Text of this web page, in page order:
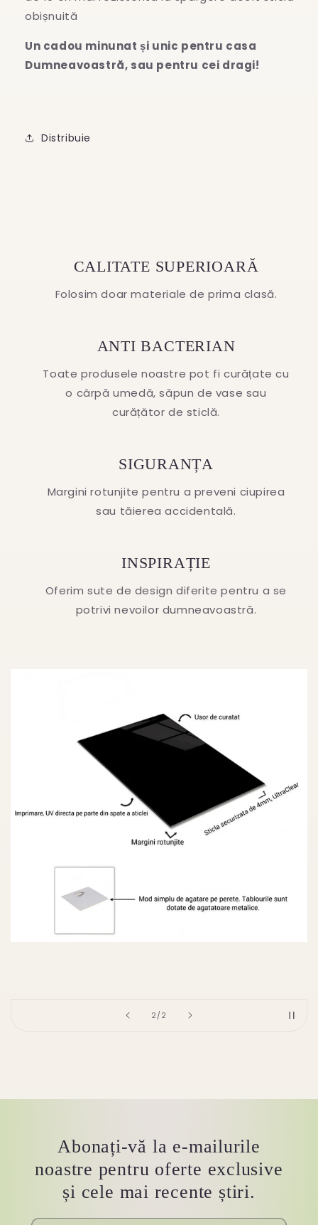
obișnuită
Un cadou minunat și unic pentru casa
Dumneavoastră, sau pentru cei dragi!
Distribuie
CALITATE SUPERIOARĂ
Folosim doar materiale de prima clasă.
ANTI BACTERIAN
Toate produsele noastre pot fi curățate cu
o cârpă umedă, săpun de vase sau
curățător de sticlă.
SIGURANȚA
Margini rotunjite pentru a preveni ciupirea
sau tăierea accidentală.
INSPIRAȚIE
Oferim sute de design diferite pentru a se
potrivi nevoilor dumneavoastră.
2 /of
2
Abonați-vă la e-mailurile
noastre pentru oferte exclusive
și cele mai recente știri.